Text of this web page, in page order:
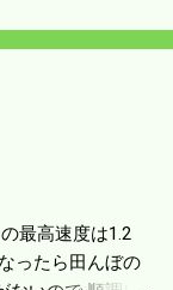
最高速度は1.2
ったら田んぼの